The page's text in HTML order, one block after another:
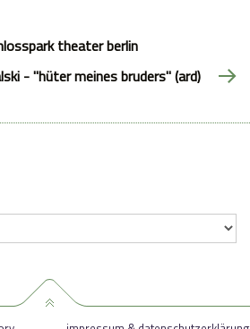
theater berlin
- "hüter meines bruders" (ard)